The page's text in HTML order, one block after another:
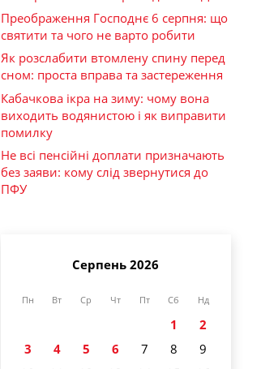
Преображення Господнє 6 серпня: що
святити та чого не варто робити
Як розслабити втомлену спину перед
сном: проста вправа та застереження
Кабачкова ікра на зиму: чому вона
виходить водянистою і як виправити
помилку
Не всі пенсійні доплати призначають
без заяви: кому слід звернутися до
ПФУ
Серпень 2026
Пн Вт Ср Чт Пт Сб Нд
1
2
3
4 5 6 7 8
9